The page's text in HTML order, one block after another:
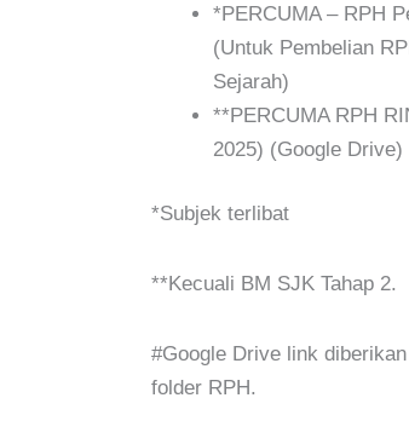
*PERCUMA – RPH
(Untuk Pembelian
Sejarah)
**PERCUMA RPH
2025) (Google Drive)
*Subjek terlibat
**Kecuali BM SJK Tahap 2.
#Google Drive link
folder RPH.